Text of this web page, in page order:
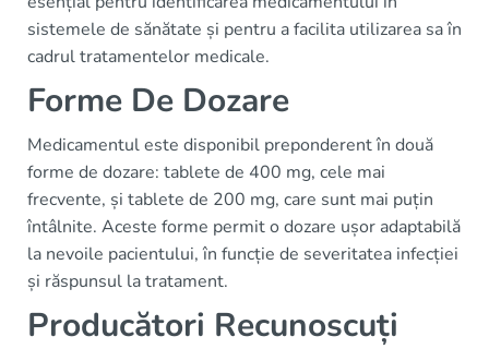
sistemele de sănătate și pentru a facilita utilizarea sa în
cadrul tratamentelor medicale.
Forme De Dozare
Medicamentul este disponibil preponderent în două
forme de dozare: tablete de 400 mg, cele mai
frecvente, și tablete de 200 mg, care sunt mai puțin
întâlnite. Aceste forme permit o dozare ușor adaptabilă
la nevoile pacientului, în funcție de severitatea infecției
și răspunsul la tratament.
Producători Recunoscuți